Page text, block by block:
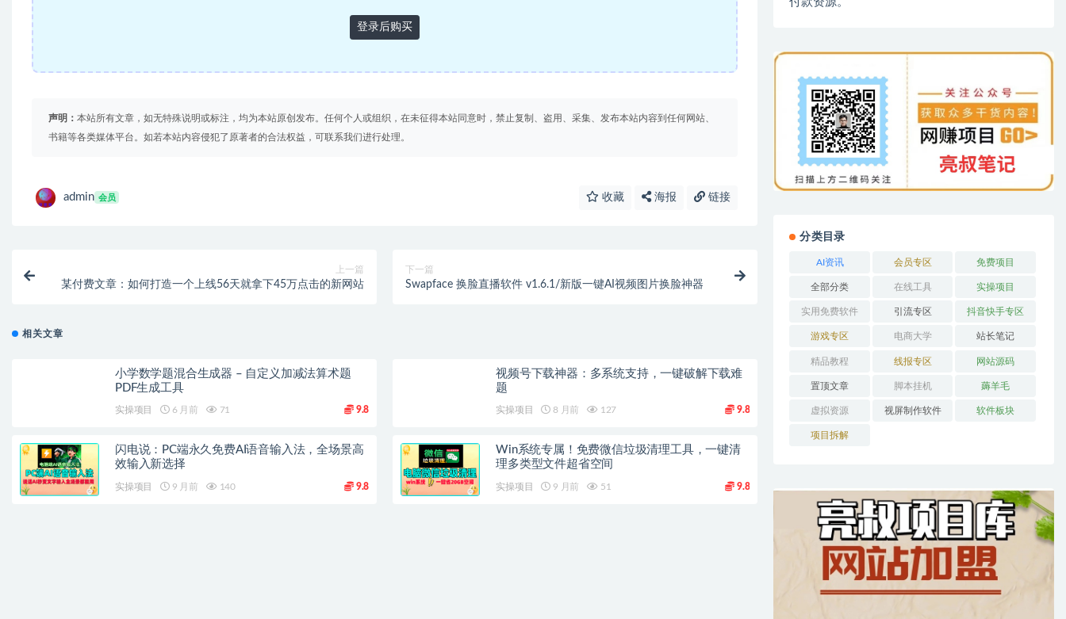
登录后购买
声明： 本站所有文章，如无特殊说明或标注，均为本站原创发布。任何个人或组织，在未征得本站同意时，禁止复制、盗用、采集、发布本站内容到任何网站、
书籍等各类媒体平台。如若本站内容侵犯了原著者的合法权益，可联系我们进行处理。
admin 会员 收藏 海报 链接
上一篇
某付费文章：如何打造一个上线56天就拿下45万点击的新网站
下一篇
Swapface 换脸直播软件 v1.6.1/新版一键AI视频图片换脸神器
相关文章
小学数学题混合生成器 – 自定义加减法算术题
PDF生成工具
实操项目 6 月前 71 9.8
视频号下载神器：多系统支持，一键破解下载难
题
实操项目 8 月前 127 9.8
闪电说：PC端永久免费AI语音输入法，全场景高
效输入新选择
实操项目 9 月前 140 9.8
Win系统专属！免费微信垃圾清理工具，一键清
理多类型文件超省空间
实操项目 9 月前 51 9.8
分类目录
AI资讯 会员专区 免费项目
全部分类 在线工具 实操项目
实用免费软件 引流专区 抖音快手专区
游戏专区 电商大学 站长笔记
精品教程 线报专区 网站源码
置顶文章 脚本挂机 薅羊毛
虚拟资源 视屏制作软件 软件板块
项目拆解